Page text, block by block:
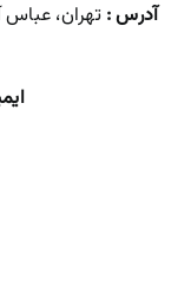
آدرس :تهران، عباس